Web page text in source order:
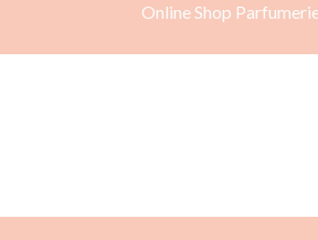
Online Shop